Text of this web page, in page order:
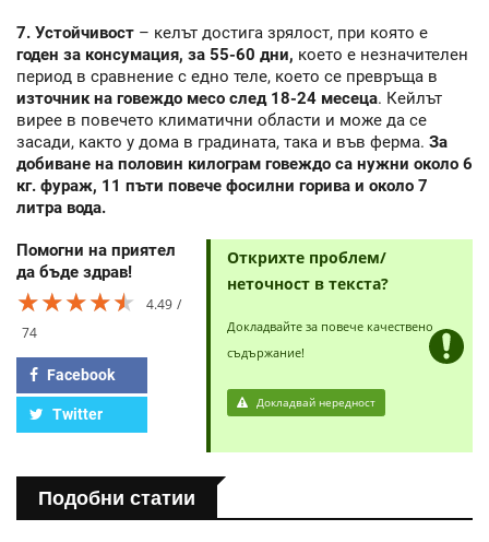
7. Устойчивост – келът достига зрялост, при която е
годен за консумация, за 55-60 дни, което е незначителен
период в сравнение с едно теле, което се превръща в
източник на говеждо месо след 18-24 месеца. Кейлът
вирее в повечето климатични области и може да се
засади, както у дома в градината, така и във ферма. За
добиване на половин килограм говеждо са нужни около 6
кг. фураж, 11 пъти повече фосилни горива и около 7
литра вода.
Помогни на приятел
да бъде здрав!
★★★★★
★★★★★
★★★★★
4.49
74
Facebook
Twitter
Открихте проблем/
неточност в текста?
Докладвайте за повече качествено
съдържание!
Докладвай нередност
Подобни статии